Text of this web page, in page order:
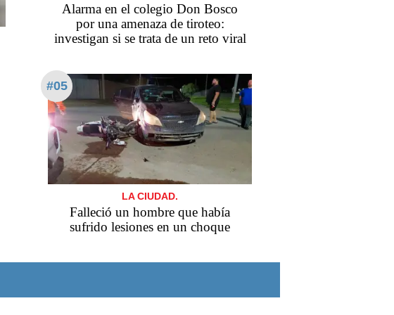
Alarma en el colegio Don Bosco
por una amenaza de tiroteo:
investigan si se trata de un reto viral
#05
LA CIUDAD.
Falleció un hombre que había
sufrido lesiones en un choque